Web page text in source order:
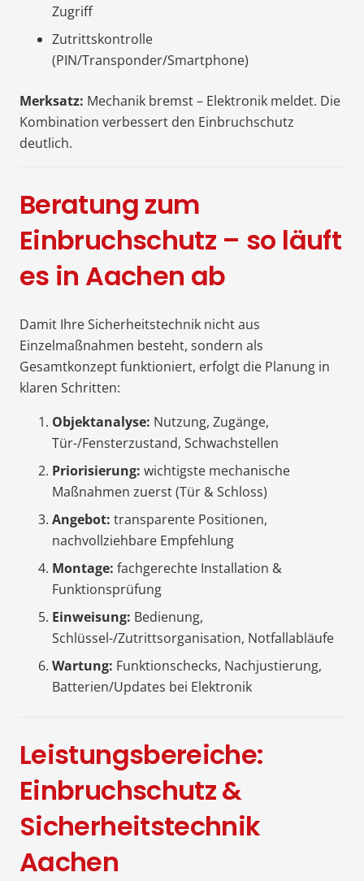
Zugriff
Zutrittskontrolle
(PIN/Transponder/Smartphone)
Merksatz: Mechanik bremst – Elektronik meldet. Die
Kombination verbessert den Einbruchschutz
deutlich.
Beratung zum
Einbruchschutz – so läuft
es in Aachen ab
Damit Ihre Sicherheitstechnik nicht aus
Einzelmaßnahmen besteht, sondern als
Gesamtkonzept funktioniert, erfolgt die Planung in
klaren Schritten:
Objektanalyse: Nutzung, Zugänge,
Tür-/Fensterzustand, Schwachstellen
Priorisierung: wichtigste mechanische
Maßnahmen zuerst (Tür & Schloss)
Angebot: transparente Positionen,
nachvollziehbare Empfehlung
Montage: fachgerechte Installation &
Funktionsprüfung
Einweisung: Bedienung,
Schlüssel-/Zutrittsorganisation, Notfallabläufe
Wartung: Funktionschecks, Nachjustierung,
Batterien/Updates bei Elektronik
Leistungsbereiche:
Einbruchschutz &
Sicherheitstechnik
Aachen